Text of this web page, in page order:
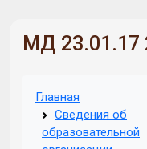
МД 23.01.17
Главная
Сведения об
образовательной